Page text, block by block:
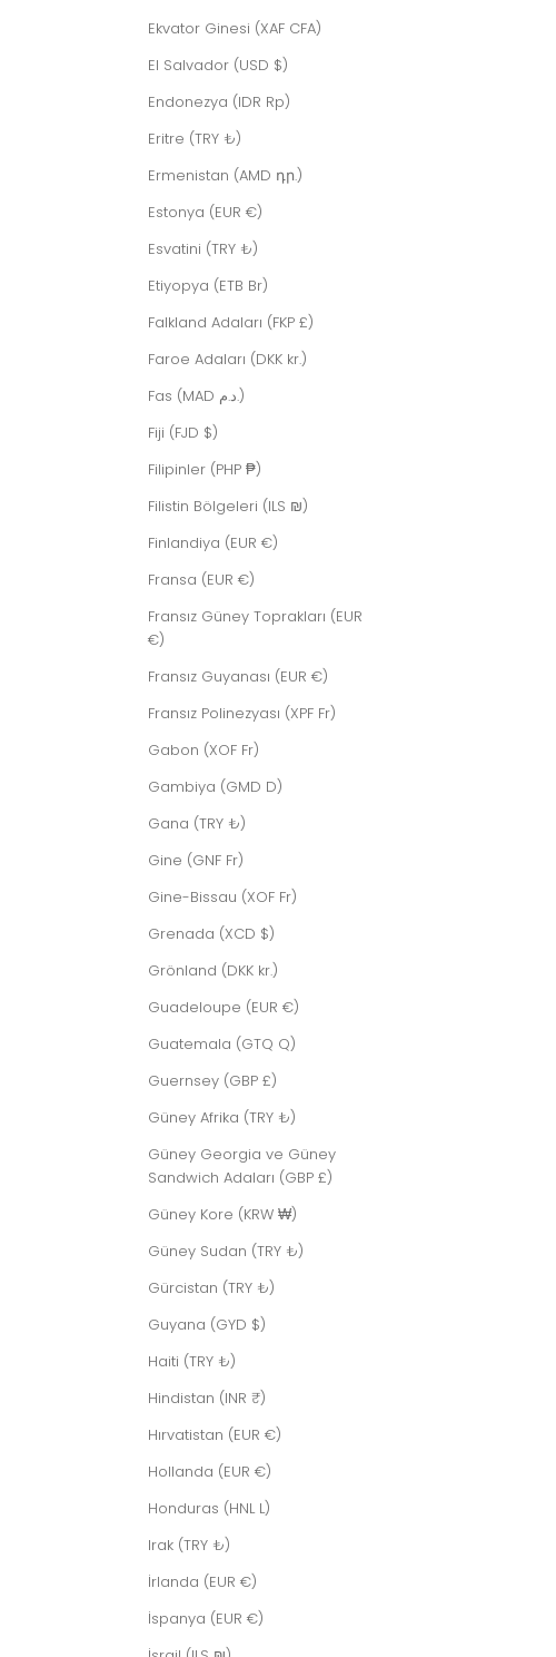
Ekvator Ginesi (XAF CFA)
El Salvador (USD $)
Endonezya (IDR Rp)
Eritre (TRY ₺)
Ermenistan (AMD դր.)
Estonya (EUR €)
Esvatini (TRY ₺)
Etiyopya (ETB Br)
Falkland Adaları (FKP £)
Faroe Adaları (DKK kr.)
Fas (MAD د.م.)
Fiji (FJD $)
Filipinler (PHP ₱)
Filistin Bölgeleri (ILS ₪)
Finlandiya (EUR €)
Fransa (EUR €)
Fransız Güney Toprakları (EUR
€)
Fransız Guyanası (EUR €)
Fransız Polinezyası (XPF Fr)
Gabon (XOF Fr)
Gambiya (GMD D)
Gana (TRY ₺)
Gine (GNF Fr)
Gine-Bissau (XOF Fr)
Grenada (XCD $)
Grönland (DKK kr.)
Guadeloupe (EUR €)
Guatemala (GTQ Q)
Guernsey (GBP £)
Güney Afrika (TRY ₺)
Güney Georgia ve Güney
Sandwich Adaları (GBP £)
Güney Kore (KRW ₩)
Güney Sudan (TRY ₺)
Gürcistan (TRY ₺)
Guyana (GYD $)
Haiti (TRY ₺)
Hindistan (INR ₹)
Hırvatistan (EUR €)
Hollanda (EUR €)
Honduras (HNL L)
Irak (TRY ₺)
İrlanda (EUR €)
İspanya (EUR €)
HELIX BLACK
İndirimli fiyat
$608.00 USD
İndirimli fiyat
$577.00 USD